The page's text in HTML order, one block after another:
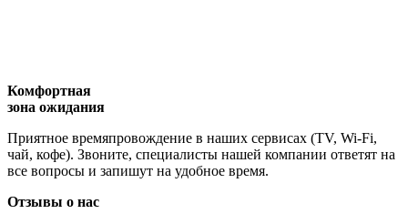
Комфортная
зона ожидания
Приятное времяпровождение в наших сервисах (TV, Wi-Fi,
чай, кофе). Звоните, специалисты нашей компании ответят на
все вопросы и запишут на удобное время.
Отзывы о нас